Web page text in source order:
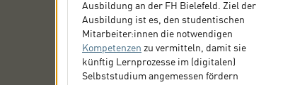
Ausbildung an der FH Bielefeld. Ziel der
Ausbildung ist es, den studentischen
Mitarbeiter:innen die notwendigen
Kompetenzen zu vermitteln, damit sie
künftig Lernprozesse im (digitalen)
Selbststudium angemessen fördern